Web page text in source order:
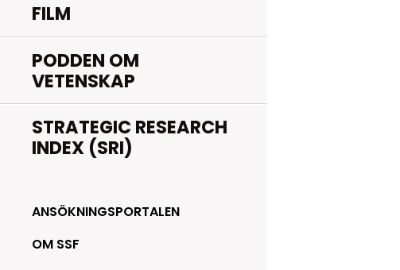
FILM
PODDEN OM
VETENSKAP
STRATEGIC RESEARCH
INDEX (SRI)
ANSÖKNINGSPORTALEN
OM SSF